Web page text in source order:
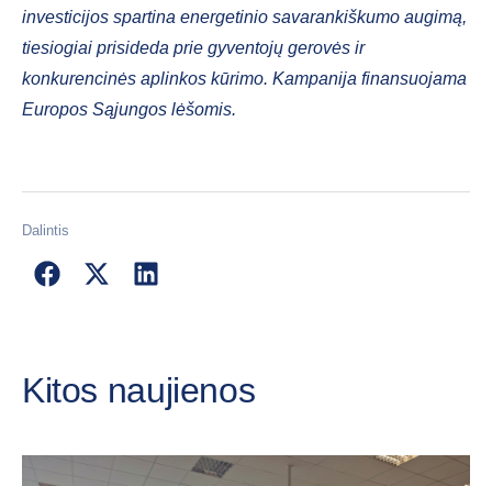
investicijos spartina energetinio savarankiškumo augimą,
tiesiogiai prisideda prie gyventojų gerovės ir
konkurencinės aplinkos kūrimo. Kampanija finansuojama
Europos Sąjungos lėšomis.
Dalintis
Kitos naujienos